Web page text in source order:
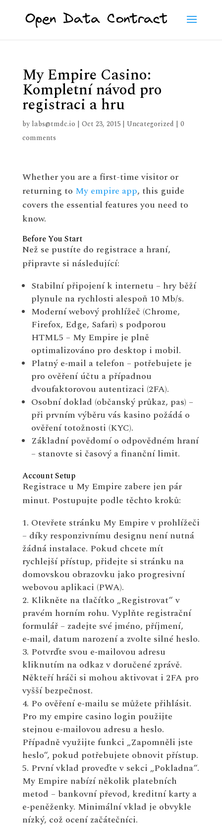
My Empire Casino:
Kompletní návod pro
registraci a hru
by labs@tmdc.io | Oct 23, 2015| Uncategorized | 0
comments
Whether you are a first-time visitor or
returning to My empire app, this guide
covers the essential features you need to
know.
Before You Start
Než se pustíte do registrace a hraní,
připravte si následující:
Stabilní připojení k internetu – hry běží
plynule na rychlosti alespoň 10 Mb/s.
Moderní webový prohlížeč (Chrome,
Firefox, Edge, Safari) s podporou
HTML5 – My Empire je plně
optimalizováno pro desktop i mobil.
Platný e‑mail a telefon – potřebujete je
pro ověření účtu a případnou
dvoufaktorovou autentizaci (2FA).
Osobní doklad (občanský průkaz, pas) –
při prvním výběru vás kasino požádá o
ověření totožnosti (KYC).
Základní povědomí o odpovědném hraní
– stanovte si časový a finanční limit.
Account Setup
Registrace u My Empire zabere jen pár
minut. Postupujte podle těchto kroků:
Otevřete stránku My Empire v prohlížeči
– díky responzivnímu designu není nutná
žádná instalace. Pokud chcete mít
rychlejší přístup, přidejte si stránku na
domovskou obrazovku jako progresivní
webovou aplikaci (PWA).
Klikněte na tlačítko „Registrovat“ v
pravém horním rohu. Vyplňte registrační
formulář – zadejte své jméno, příjmení,
e‑mail, datum narození a zvolte silné heslo.
Potvrďte svou e‑mailovou adresu
kliknutím na odkaz v doručené zprávě.
Někteří hráči si mohou aktivovat i 2FA pro
vyšší bezpečnost.
Po ověření e‑mailu se můžete přihlásit.
Pro my empire casino login použijte
stejnou e‑mailovou adresu a heslo.
Případně využijte funkci „Zapomněli jste
heslo“, pokud potřebujete obnovit přístup.
První vklad proveďte v sekci „Pokladna“.
My Empire nabízí několik platebních
metod – bankovní převod, kreditní karty a
e‑peněženky. Minimální vklad je obvykle
nízký, což ocení začátečníci.